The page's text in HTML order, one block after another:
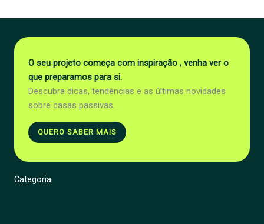
O seu projeto começa com inspiração , venha ver o
que preparamos para si.
Descubra dicas, tendências e as últimas novidades
sobre casas passivas.
QUERO SABER MAIS
Categoria